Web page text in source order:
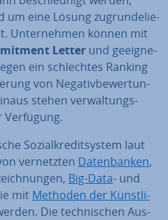
um eine Lösung zu­grun­de­lie­
Un­ter­neh­men können mit
Letter und ge­eig­ne­
ein schlech­tes Ranking
von Ne­ga­tiv­be­wer­tun­
stehen ver­wal­tungs­
Verfügung.
So­zi­al­kre­dit­sys­tem laut
ver­netz­ten Da­ten­ban­ken,
Big-Data- und
mit Methoden der Künst­li­
Die tech­ni­schen Aus­